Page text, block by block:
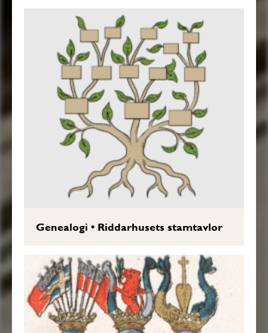
Genealogi • Riddarhusets stamtavlor